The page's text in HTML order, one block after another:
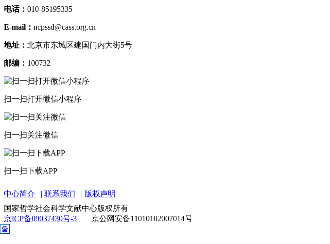
电话： 010-85195335
E-mail： ncpssd@cass.org.cn
地址： 北京市东城区建国门内大街5号
邮编： 100732
扫一扫打开微信小程序
扫一扫关注微信
扫一扫下载APP
中心简介 联系我们
版权声明
国家哲学社会科学文献中心版权所有
京ICP备09037430号-3
京公网安备11010102007014号